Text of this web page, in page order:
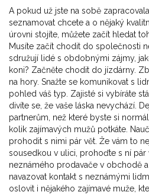
A pokud už jste na sobě
seznamovat chcete a o nějaký
úrovni stojíte, můžete začít hledat
Musíte začít chodit do společnosti
sdružují lidé s obdobnými zájmy,
koni? Začněte chodit do jízdárny.
na hory. Snažte se komunikovat s
pohled váš typ. Zajisté si vybíráte
divíte se, že vaše láska nevychází.
partnerům, než které byste si
kolik zajímavých mužů potkáte.
prohodit s nimi pár vět. Že vám to
sousedkou v ulici, prohoďte s ní
neznámého prodavače v obchodě
navazovat kontakt s neznámými
oslovit i nějakého zajímavé muže,